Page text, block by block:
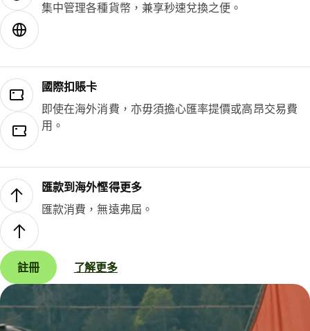
集中管理各種貨幣，兼享秒速兌換之便。
國際扣賬卡
即使在海外消費，亦毋須擔心匯率提價或高昂交易費
用。
匯款到海外慳得更多
匯款消費，無遠弗屆。
註冊 了解更多